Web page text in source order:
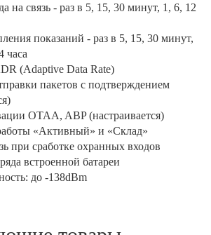
на связь - раз в 5, 15, 30 минут, 1, 6, 12
показаний - раз в 5, 15, 30 минут,
часа
(Adaptive Data Rate)
пакетов с подтверждением
OTAA, ABP (настраивается)
«Активный» и «Склад»
при сработке охранных входов
встроенной батареи
до -138dBm